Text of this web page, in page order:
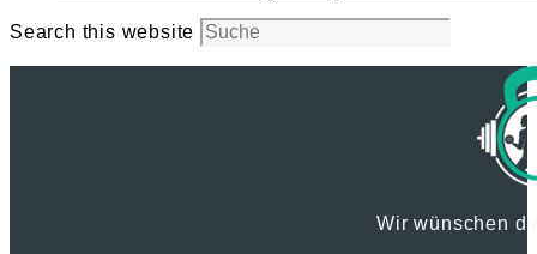
Search this website
Wir wünschen